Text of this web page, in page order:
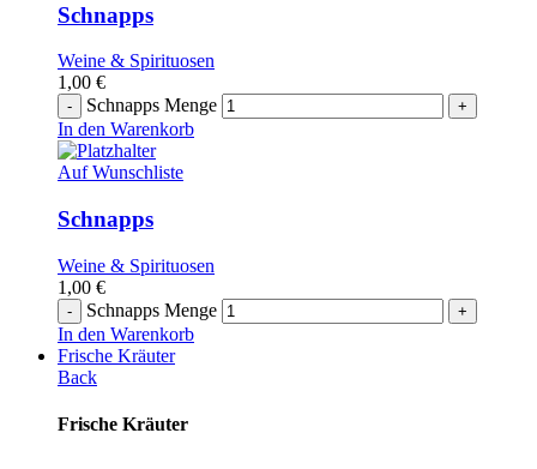
Schnapps
Weine & Spirituosen
1,00 €
Schnapps Menge
In den Warenkorb
Auf Wunschliste
Schnapps
Weine & Spirituosen
1,00 €
Schnapps Menge
In den Warenkorb
Frische Kräuter
Back
Frische Kräuter